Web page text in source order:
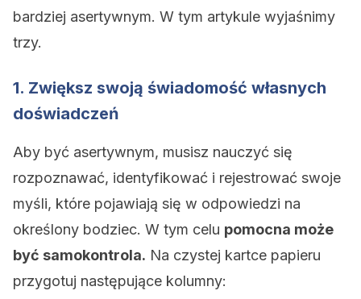
bardziej asertywnym. W tym artykule wyjaśnimy
trzy.
1. Zwiększ swoją świadomość własnych
doświadczeń
Aby być asertywnym, musisz nauczyć się
rozpoznawać, identyfikować i rejestrować swoje
myśli, które pojawiają się w odpowiedzi na
określony bodziec. W tym celu pomocna może
być samokontrola. Na czystej kartce papieru
przygotuj następujące kolumny: